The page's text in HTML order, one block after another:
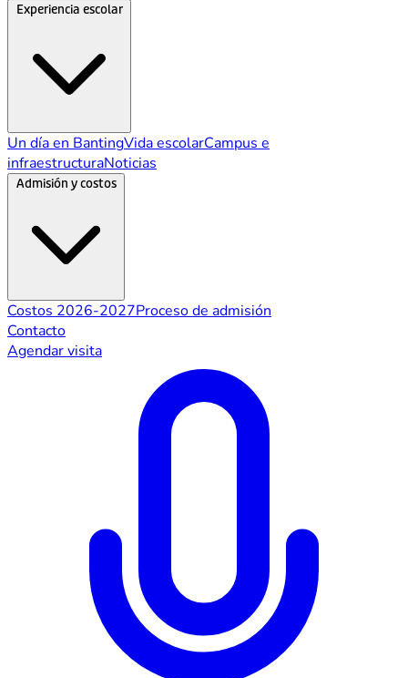
Experiencia escolar
Un día en BantingVida escolarCampus e
infraestructuraNoticias
Admisión y costos
Costos 2026-2027Proceso de admisión
Contacto
Agendar visita